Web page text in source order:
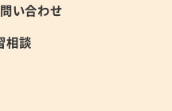
い合わせ
相談